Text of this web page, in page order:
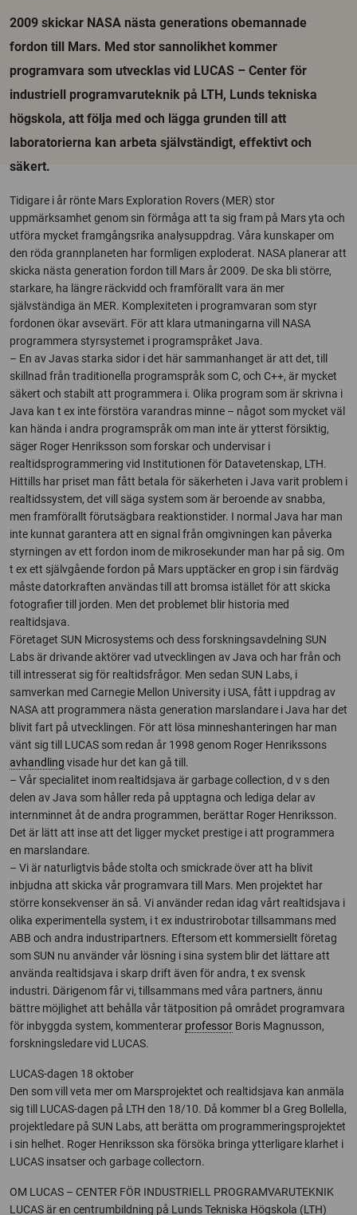
2009 skickar NASA nästa generations obemannade
fordon till Mars. Med stor sannolikhet kommer
programvara som utvecklas vid LUCAS – Center för
industriell programvaruteknik på LTH, Lunds tekniska
högskola, att följa med och lägga grunden till att
laboratorierna kan arbeta självständigt, effektivt och
säkert.
Tidigare i år rönte Mars Exploration Rovers (MER) stor
uppmärksamhet genom sin förmåga att ta sig fram på Mars yta och
utföra mycket framgångsrika analysuppdrag. Våra kunskaper om
den röda grannplaneten har formligen exploderat. NASA planerar att
skicka nästa generation fordon till Mars år 2009. De ska bli större,
starkare, ha längre räckvidd och framförallt vara än mer
självständiga än MER. Komplexiteten i programvaran som styr
fordonen ökar avsevärt. För att klara utmaningarna vill NASA
programmera styrsystemet i programspråket Java.
– En av Javas starka sidor i det här sammanhanget är att det, till
skillnad från traditionella programspråk som C, och C++, är mycket
säkert och stabilt att programmera i. Olika program som är skrivna i
Java kan t ex inte förstöra varandras minne – något som mycket väl
kan hända i andra programspråk om man inte är ytterst försiktig,
säger Roger Henriksson som forskar och undervisar i
realtidsprogrammering vid Institutionen för Datavetenskap, LTH.
Hittills har priset man fått betala för säkerheten i Java varit problem i
realtidssystem, det vill säga system som är beroende av snabba,
men framförallt förutsägbara reaktionstider. I normal Java har man
inte kunnat garantera att en signal från omgivningen kan påverka
styrningen av ett fordon inom de mikrosekunder man har på sig. Om
t ex ett självgående fordon på Mars upptäcker en grop i sin färdväg
måste datorkraften användas till att bromsa istället för att skicka
fotografier till jorden. Men det problemet blir historia med
realtidsjava.
Företaget SUN Microsystems och dess forskningsavdelning SUN
Labs är drivande aktörer vad utvecklingen av Java och har från och
till intresserat sig för realtidsfrågor. Men sedan SUN Labs, i
samverkan med Carnegie Mellon University i USA, fått i uppdrag av
NASA att programmera nästa generation marslandare i Java har det
blivit fart på utvecklingen. För att lösa minneshanteringen har man
vänt sig till LUCAS som redan år 1998 genom Roger Henrikssons
avhandling visade hur det kan gå till.
– Vår specialitet inom realtidsjava är garbage collection, d v s den
delen av Java som håller reda på upptagna och lediga delar av
internminnet åt de andra programmen, berättar Roger Henriksson.
Det är lätt att inse att det ligger mycket prestige i att programmera
en marslandare.
– Vi är naturligtvis både stolta och smickrade över att ha blivit
inbjudna att skicka vår programvara till Mars. Men projektet har
större konsekvenser än så. Vi använder redan idag vårt realtidsjava i
olika experimentella system, i t ex industrirobotar tillsammans med
ABB och andra industripartners. Eftersom ett kommersiellt företag
som SUN nu använder vår lösning i sina system blir det lättare att
använda realtidsjava i skarp drift även för andra, t ex svensk
industri. Därigenom får vi, tillsammans med våra partners, ännu
bättre möjlighet att behålla vår tätposition på området programvara
för inbyggda system, kommenterar professor Boris Magnusson,
forskningsledare vid LUCAS.
LUCAS-dagen 18 oktober
Den som vill veta mer om Marsprojektet och realtidsjava kan anmäla
sig till LUCAS-dagen på LTH den 18/10. Då kommer bl a Greg Bollella,
projektledare på SUN Labs, att berätta om programmeringsprojektet
i sin helhet. Roger Henriksson ska försöka bringa ytterligare klarhet i
LUCAS insatser och garbage collectorn.
OM LUCAS – CENTER FÖR INDUSTRIELL PROGRAMVARUTEKNIK
LUCAS är en centrumbildning på Lunds Tekniska Högskola (LTH)